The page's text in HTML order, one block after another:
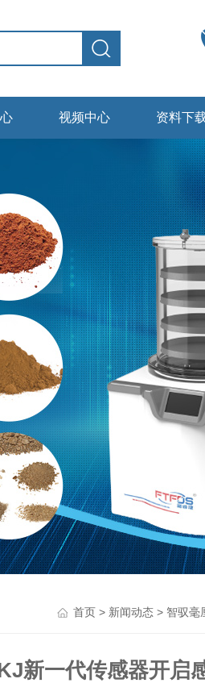
视频中心 资料下
首页> 新闻动态> 智驭毫
新一代传感器开启